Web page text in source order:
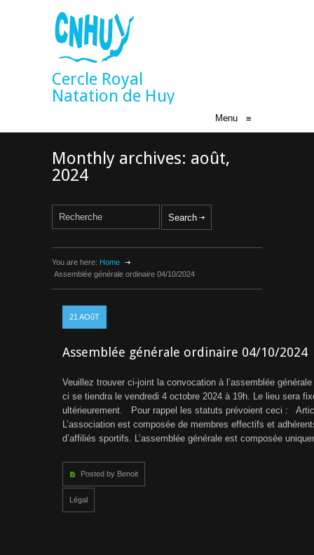
Cercle Royal
Natation de Huy
Menu ≡
Monthly archives: août,
2024
You are here: Home
Assemblée générale ordinaire 04/10/2024
21 AOûT
Assemblée générale ordinaire 04/10/2024
Veuillez trouver ci-joint la convocation à l’assemblée
ci se tiendra le vendredi 4 octobre 2024 à 19h. Le lieu sera
ultérieurement. Pour rappel les statuts prévoient ceci :
L’association est composée de membres effectifs et
d’affiliés sportifs. L’assemblée générale est composée
Posted by Benoit
Légal